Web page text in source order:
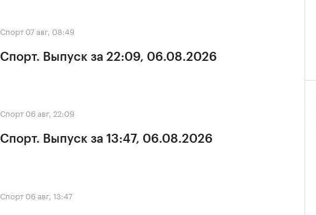
Спорт 07 авг, 08:49
Спорт. Выпуск за 22:09, 06.08.2026
Спорт 06 авг, 22:09
Спорт. Выпуск за 13:47, 06.08.2026
Спорт 06 авг, 13:47